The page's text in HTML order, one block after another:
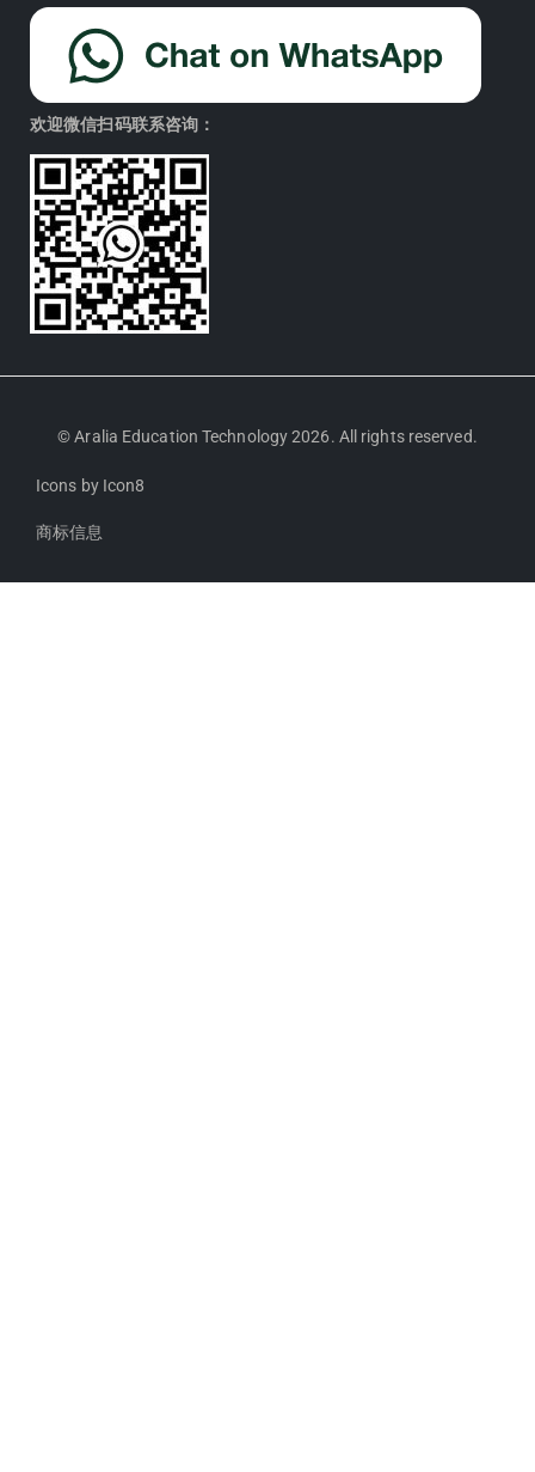
欢迎微信扫码联系咨询：
© Aralia Education Technology 2026. All rights reserved.
Icons by Icon8
商标信息